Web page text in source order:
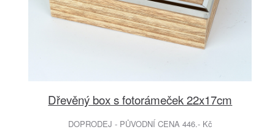
Dřevěný box s fotorámeček 22x17cm
DOPRODEJ - PŮVODNÍ CENA 446.- Kč